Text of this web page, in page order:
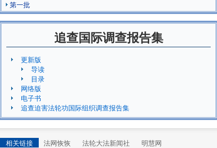
第一批
追查国际调查报告集
更新版
导读
目录
网络版
电子书
追查迫害法轮功国际组织调查报告集
相关链接 法网恢恢 法轮大法新闻社
明慧网